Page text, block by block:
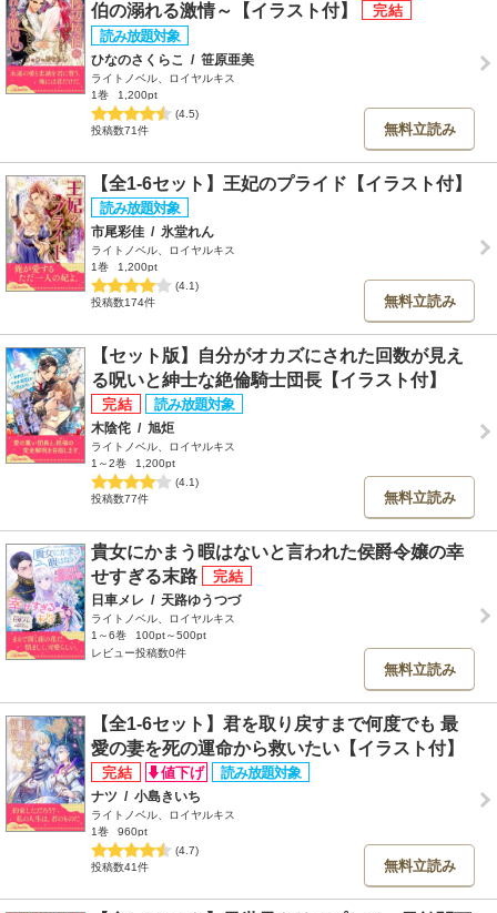
伯の溺れる激情～【イラスト付】
ひなのさくらこ / 笹原亜美
ライトノベル、ロイヤルキス
1巻
1,200pt
(4.5)
投稿数71件
無料立読み
【全1-6セット】王妃のプライド【イラスト付】
市尾彩佳 / 氷堂れん
ライトノベル、ロイヤルキス
1巻
1,200pt
(4.1)
投稿数174件
無料立読み
【セット版】自分がオカズにされた回数が見え
る呪いと紳士な絶倫騎士団長【イラスト付】
木陰侘 / 旭炬
ライトノベル、ロイヤルキス
1～2巻
1,200pt
(4.1)
投稿数77件
無料立読み
貴女にかまう暇はないと言われた侯爵令嬢の幸
せすぎる末路
日車メレ / 天路ゆうつづ
ライトノベル、ロイヤルキス
1～6巻
100pt～500pt
レビュー投稿数0件
無料立読み
【全1-6セット】君を取り戻すまで何度でも 最
愛の妻を死の運命から救いたい【イラスト付】
ナツ / 小島きいち
ライトノベル、ロイヤルキス
1巻
960pt
(4.7)
投稿数41件
無料立読み